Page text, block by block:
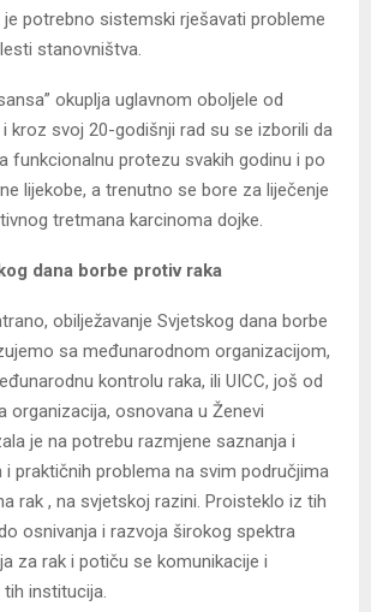
je potrebno sistemski rješavati probleme
stanovništva.
okuplja uglavnom oboljele od
kroz svoj 20-godišnji rad su se izborili da
funkcionalnu protezu svakih godinu i po
lijekobe, a trenutno se bore za liječenje
tretmana karcinoma dojke.
dana borbe protiv raka
obilježavanje Svjetskog dana borbe
sa međunarodnom organizacijom,
kontrolu raka, ili UICC, još od
organizacija, osnovana u Ženevi
je na potrebu razmjene saznanja i
i praktičnih problema na svim područjima
rak , na svjetskoj razini. Proisteklo iz tih
osnivanja i razvoja širokog spektra
za rak i potiču se komunikacije i
institucija.